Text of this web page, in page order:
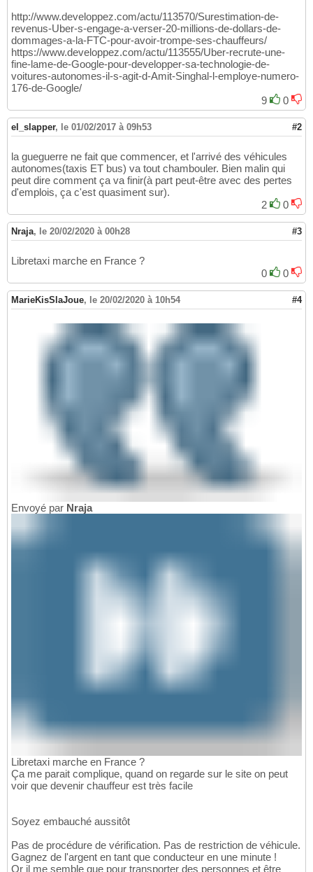
http://www.developpez.com/actu/113570/Surestimation-de-
revenus-Uber-s-engage-a-verser-20-millions-de-dollars-de-
dommages-a-la-FTC-pour-avoir-trompe-ses-chauffeurs/
https://www.developpez.com/actu/113555/Uber-recrute-une-
fine-lame-de-Google-pour-developper-sa-technologie-de-
voitures-autonomes-il-s-agit-d-Amit-Singhal-l-employe-numero-
176-de-Google/
9
0
el_slapper, le 01/02/2017 à 09h53 #2
la gueguerre ne fait que commencer, et l'arrivé des véhicules
autonomes(taxis ET bus) va tout chambouler. Bien malin qui
peut dire comment ça va finir(à part peut-être avec des pertes
d'emplois, ça c'est quasiment sur).
2
0
Nraja, le 20/02/2020 à 00h28 #3
Libretaxi marche en France ?
0
0
MarieKisSlaJoue, le 20/02/2020 à 10h54 #4
Envoyé par Nraja
Libretaxi marche en France ?
Ça me parait complique, quand on regarde sur le site on peut
voir que devenir chauffeur est très facile
Soyez embauché aussitôt
Pas de procédure de vérification. Pas de restriction de véhicule.
Gagnez de l'argent en tant que conducteur en une minute !
Or il me semble que pour transporter des personnes et être